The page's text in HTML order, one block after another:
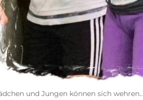
und Jungen können sich